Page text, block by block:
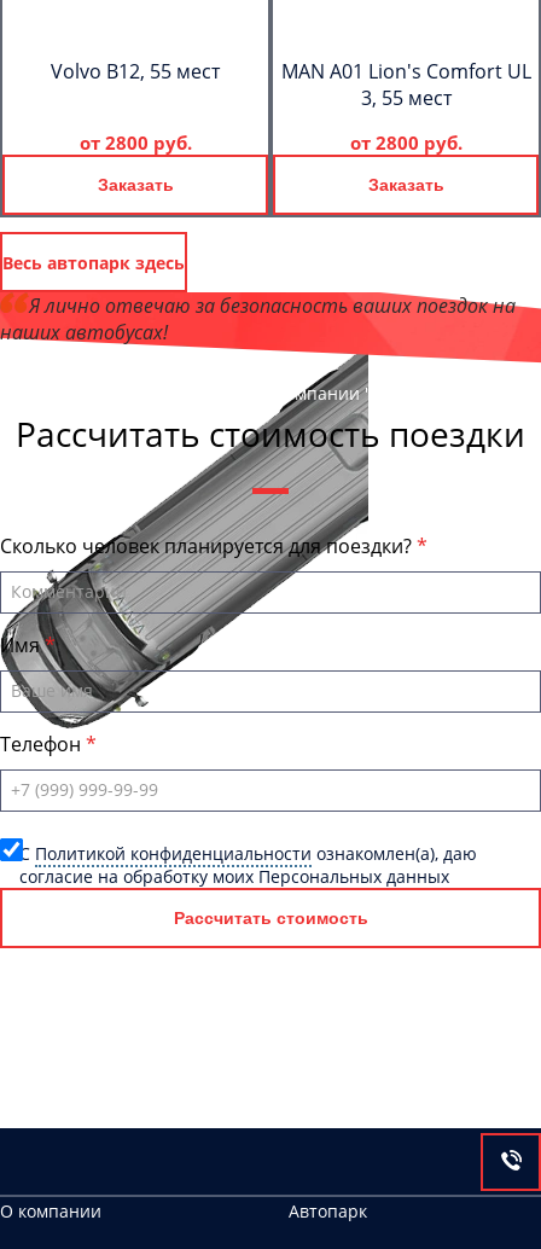
Volvo B12, 55 мест
от 2800 руб.
Заказать
MAN A01 Lion's Comfort UL
3, 55 мест
от 2800 руб.
Заказать
Весь автопарк здесь
Я лично отвечаю за безопасность ваших поездок на
наших автобусах!
, директор компании "БалашихаБас"
Рассчитать стоимость поездки
Сколько человек планируется для поездки?
Имя
Телефон
C Политикой конфиденциальности ознакомлен(а), даю
согласие на обработку моих Персональных данных
Рассчитать стоимость
О компании
Автопарк